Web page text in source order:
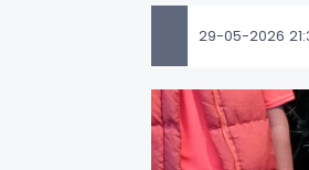
29-05-2026